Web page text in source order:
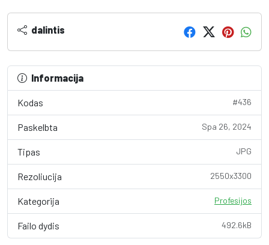
dalintis
Informacija
Kodas #436
Paskelbta Spa 26, 2024
Tipas JPG
Rezoliucija 2550x3300
Kategorija Profesijos
Failo dydis 492.6kB